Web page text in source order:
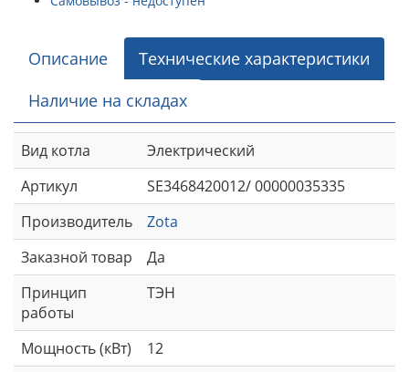
Описание
Технические характеристики
Наличие на складах
Вид котла
Электрический
Артикул
SE3468420012/ 00000035335
Производитель
Zota
Заказной товар
Да
Принцип
работы
ТЭН
Мощность (кВт)
12